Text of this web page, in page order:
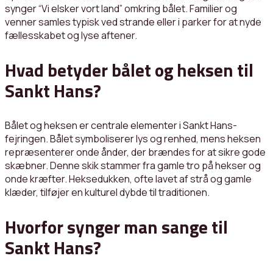
synger “Vi elsker vort land” omkring bålet. Familier og
venner samles typisk ved strande eller i parker for at nyde
fællesskabet og lyse aftener.
Hvad betyder bålet og heksen til
Sankt Hans?
Bålet og heksen er centrale elementer i Sankt Hans-
fejringen. Bålet symboliserer lys og renhed, mens heksen
repræsenterer onde ånder, der brændes for at sikre gode
skæbner. Denne skik stammer fra gamle tro på hekser og
onde kræfter. Heksedukken, ofte lavet af strå og gamle
klæder, tilføjer en kulturel dybde til traditionen.
Hvorfor synger man sange til
Sankt Hans?